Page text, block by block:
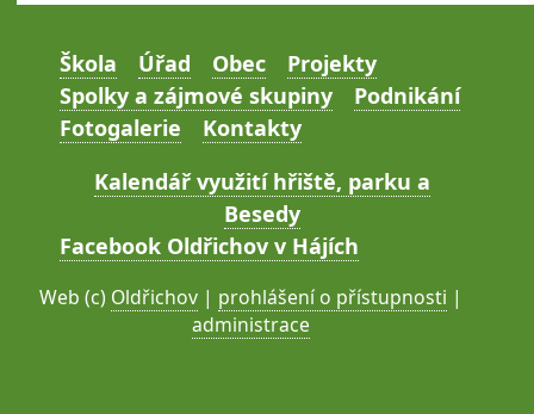
Škola Úřad Obec
Projekty
Spolky a zájmové skupiny
Podnikání
Fotogalerie
Kontakty
Kalendář využití hřiště, parku a
Besedy
Facebook Oldřichov v Hájích
Web (c) Oldřichov | prohlášení o přístupnosti |
administrace